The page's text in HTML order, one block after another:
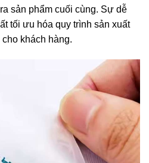
sản phẩm cuối cùng. Sự dễ
tối ưu hóa quy trình sản xuất
khách hàng.